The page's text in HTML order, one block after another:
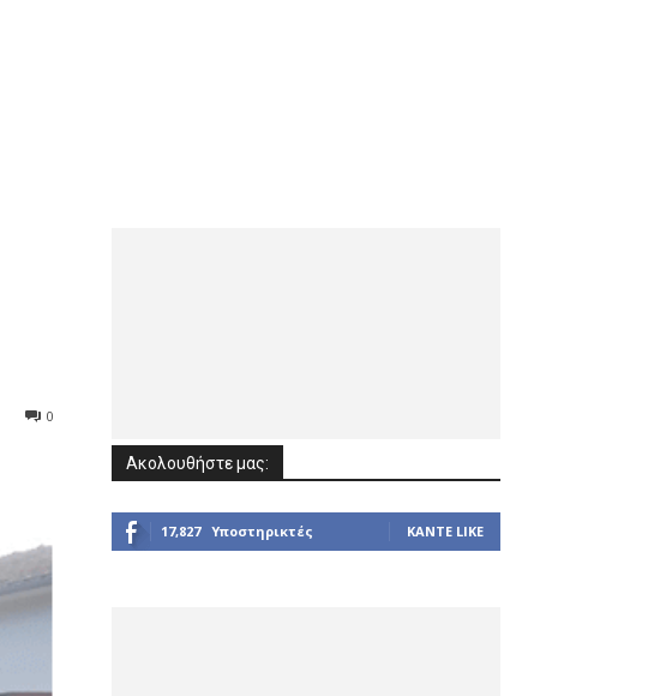
0
Ακολουθήστε μας:
17,827 Υποστηρικτές ΚΆΝΤΕ LIKE